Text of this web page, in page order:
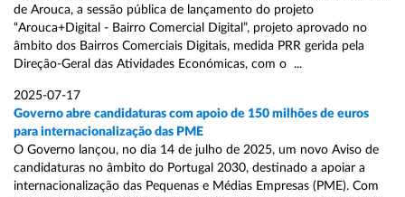
de Arouca, a sessão pública de lançamento do projeto
“Arouca+Digital - Bairro Comercial Digital”, projeto aprovado no
âmbito dos Bairros Comerciais Digitais, medida PRR gerida pela
Direção-Geral das Atividades Económicas, com o ...
2025-07-17
Governo abre candidaturas com apoio de 150 milhões de euros
para internacionalização das PME
O Governo lançou, no dia 14 de julho de 2025, um novo Aviso de
candidaturas no âmbito do Portugal 2030, destinado a apoiar a
internacionalização das Pequenas e Médias Empresas (PME). Com